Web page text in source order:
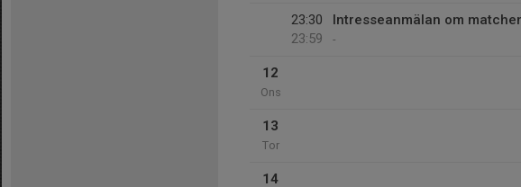
23:30
23:59
Intresseanmälan om
-
12
Ons
13
Tor
14